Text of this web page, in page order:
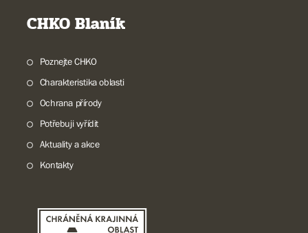
CHKO Blaník
Poznejte CHKO
Charakteristika oblasti
Ochrana přírody
Potřebuji vyřídit
Aktuality a akce
Kontakty